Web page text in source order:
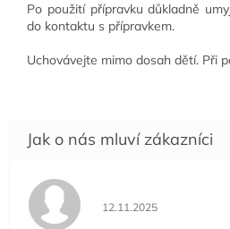
Po použití přípravku důkladně
do kontaktu s přípravkem.
Uchovávejte mimo dosah dětí. Při
Hodnocení obchodu je
12.11.2025